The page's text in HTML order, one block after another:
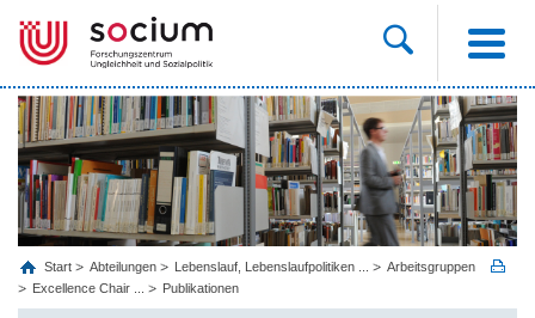
Start Abteilungen Lebenslauf, Lebenslaufpolitiken ...
Arbeitsgruppen
Excellence Chair ...
Publikationen